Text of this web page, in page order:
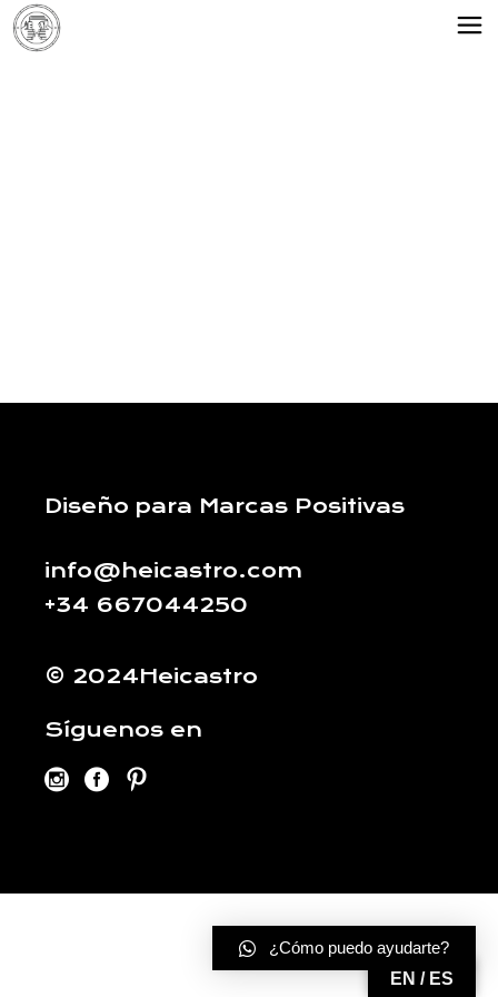
Diseño para Marcas Positivas
info@heicastro.com
+34 667044250
© 2024Heicastro
Síguenos en
EN / ES
¿Cómo puedo ayudarte?